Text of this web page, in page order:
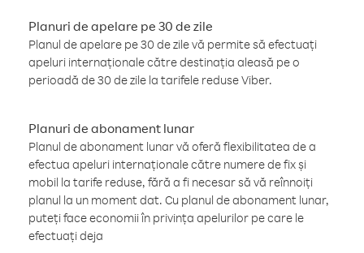
Planuri de apelare pe 30 de zile
Planul de apelare pe 30 de zile vă permite să efectuați
apeluri internaționale către destinația aleasă pe o
perioadă de 30 de zile la tarifele reduse Viber.
Planuri de abonament lunar
Planul de abonament lunar vă oferă flexibilitatea de a
efectua apeluri internaționale către numere de fix și
mobil la tarife reduse, fără a fi necesar să vă reînnoiți
planul la un moment dat. Cu planul de abonament lunar,
puteți face economii în privința apelurilor pe care le
efectuați deja